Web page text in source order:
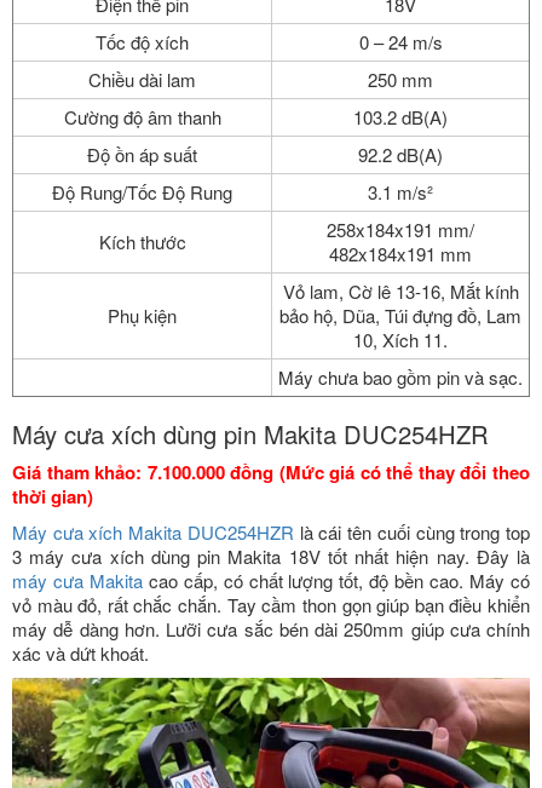
Tốc độ xích
0 – 24 m/s
Chiều dài lam
250 mm
Cường độ âm thanh
103.2 dB(A)
Độ ồn áp suất
92.2 dB(A)
Độ Rung/Tốc Độ Rung
3.1 m/s²
Kích thước
258x184x191 mm/
482x184x191 mm
Phụ kiện
Vỏ lam, Cờ lê 13-16, Mắt kính
bảo hộ, Dũa, Túi đựng đồ, Lam
10, Xích 11.
Máy chưa bao gồm pin và sạc.
Máy cưa xích dùng pin Makita DUC254HZR
Giá tham khảo: 7.100.000 đồng (Mức giá có thể thay đổi theo
thời gian)
Máy cưa xích Makita DUC254HZR là cái tên cuối cùng trong top
3 máy cưa xích dùng pin Makita 18V tốt nhất hiện nay. Đây là
máy cưa Makita cao cấp, có chất lượng tốt, độ bền cao. Máy có
vỏ màu đỏ, rất chắc chắn. Tay cầm thon gọn giúp bạn điều khiển
máy dễ dàng hơn. Lưỡi cưa sắc bén dài 250mm giúp cưa chính
xác và dứt khoát.